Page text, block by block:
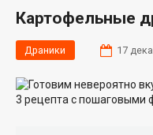
Картофельные
Драники 17